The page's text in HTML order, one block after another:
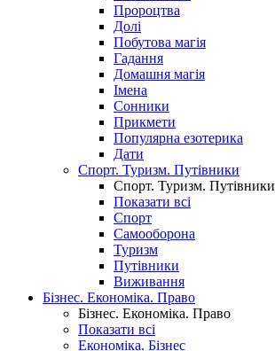
Пророцтва
Долі
Побутова магія
Гадання
Домашня магія
Імена
Сонники
Прикмети
Популярна езотерика
Дати
Спорт. Туризм. Путівники
Спорт. Туризм. Путівники
Показати всі
Спорт
Самооборона
Туризм
Путівники
Виживання
Бізнес. Економіка. Право
Бізнес. Економіка. Право
Показати всі
Економіка. Бізнес